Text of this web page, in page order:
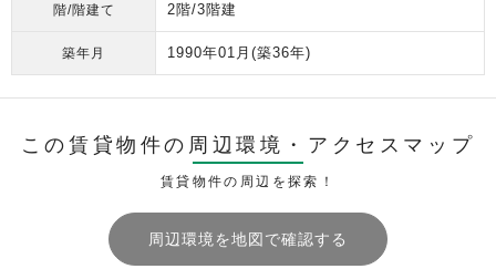
階/階建て 2階/3階建
築年月 1990年01月 (築36年)
この賃貸物件の周辺環境・ アクセスマップ
賃貸物件の周辺を探索！
周辺環境を地図で確認する